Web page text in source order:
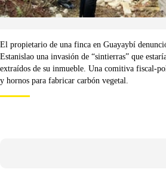
El propietario de una finca en Guayaybí
Estanislao una invasión de “sintierras” que
extraídos de su inmueble. Una comitiva fiscal-
y hornos para fabricar carbón vegetal.